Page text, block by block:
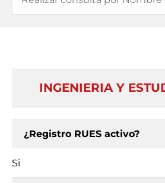
INGENIERIA Y
¿Registro RUES activo?
Si